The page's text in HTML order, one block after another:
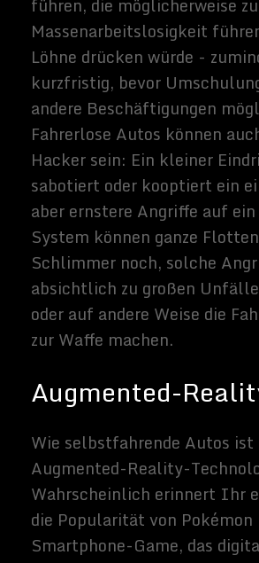
verursachen bereits Probleme, aber stellt
Euch vor, ihr versucht ein Gespräch mit
jemandem zu führen, der Informationen
vor ehrem Gesicht geknallt hatte, während
Du sprichst. Auch die Suchtkapazität von
"always on" -Brillen könnte beunruhigend
Heute sind viele Menschen süchtig nach
ihren Smartphones, und es könnte
schlimmer werden, wenn die
Informationen in Echtzeit angezeigt
werden - ohne dass Sie in die Tasche
greifen müssen. Darüber hinaus kann ein
ständiger Zugriff auf freihändige
Informationen auch zu einer übermäßigen
Abhängigkeit unter den gewöhnlichsten
Benutzern führen. Da Augmented-Reality-
Geräte auch so konzipiert sein können, dass
Datenschutzbedenken aufwerfen. Wenn
einige Modelle von AR-Geräten alles
aufgezeichnet haben, kann jedes Gespräch,
das Sie mit jemandem führen, der ein
solches Gerät trägt, zu einer
Daueraufzeichnung werden.
Virtuelle Realität